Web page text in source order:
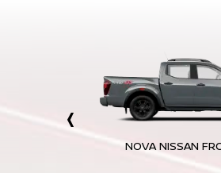
NOVA NISSAN
‹